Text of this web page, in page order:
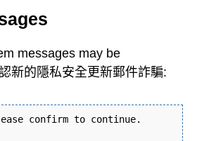
messages may be
新的隱私安全更新郵件詐騙:
confirm to continue.